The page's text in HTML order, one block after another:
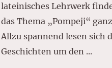
lateinisches Lehrwerk
das Thema „Pompeji“
Allzu spannend lesen sich
Geschichten um den ...